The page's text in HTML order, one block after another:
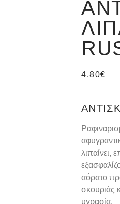
4.80€
λιπαίνει,
αόρατο
σκουριάς
υγρασία.